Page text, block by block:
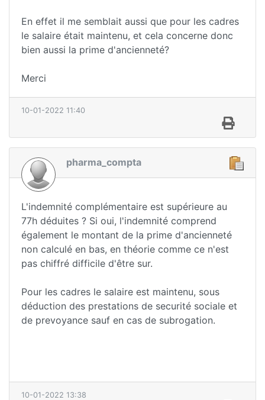
En effet il me semblait aussi que pour les cadres
le salaire était maintenu, et cela concerne donc
bien aussi la prime d'ancienneté?
Merci
10-01-2022 11:40
pharma_compta
L'indemnité complémentaire est supérieure au
77h déduites ? Si oui, l'indemnité comprend
également le montant de la prime d'ancienneté
non calculé en bas, en théorie comme ce n'est
pas chiffré difficile d'être sur.
Pour les cadres le salaire est maintenu, sous
déduction des prestations de securité sociale et
de prevoyance sauf en cas de subrogation.
10-01-2022 13:38